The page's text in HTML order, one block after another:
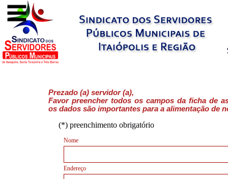
(*) preenchimento obrigatório
Nome
Endereço